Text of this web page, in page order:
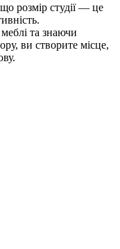
розмір студії — це
та знаючи
ви створите місце,